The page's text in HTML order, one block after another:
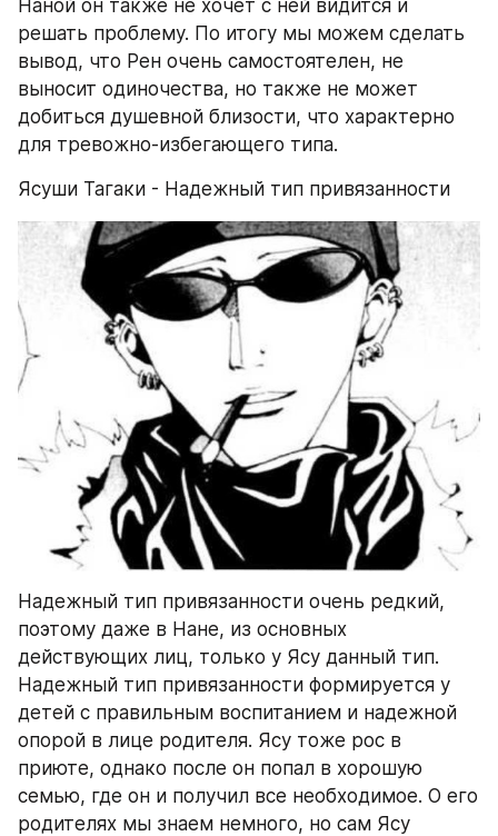
Наной он также не хочет с ней видится и
решать проблему. По итогу мы можем сделать
вывод, что Рен очень самостоятелен, не
выносит одиночества, но также не может
добиться душевной близости, что характерно
для тревожно-избегающего типа.
Ясуши Тагаки - Надежный тип привязанности
Надежный тип привязанности очень редкий,
поэтому даже в Нане, из основных
действующих лиц, только у Ясу данный тип.
Надежный тип привязанности формируется у
детей с правильным воспитанием и надежной
опорой в лице родителя. Ясу тоже рос в
приюте, однако после он попал в хорошую
семью, где он и получил все необходимое. О его
родителях мы знаем немного, но сам Ясу